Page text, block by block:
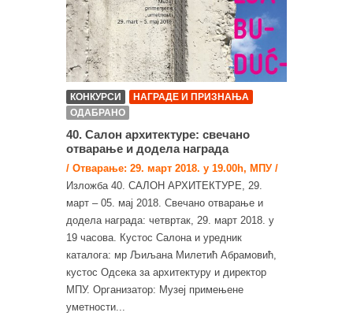
КОНКУРСИ
НАГРАДЕ И ПРИЗНАЊА
ОДАБРАНО
40. Салон архитектуре: свечано
отварање и додела награда
/ Отварање: 29. март 2018. у 19.00h, МПУ /
Изложба 40. САЛОН АРХИТЕКТУРЕ, 29.
март – 05. мај 2018. Свечано отварање и
додела награда: четвртак, 29. март 2018. у
19 часова. Кустос Салона и уредник
каталога: мр Љиљана Милетић Абрамовић,
кустос Одсека за архитектуру и директор
МПУ. Организатор: Музеј примењене
уметности...